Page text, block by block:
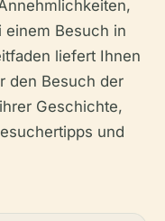
einem Besuch in
liefert Ihnen
den Besuch der
Geschichte,
und